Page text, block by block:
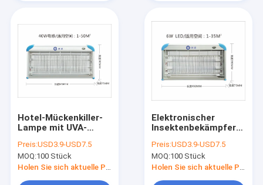
Produkte
Über uns
Fabrik Tour
Referenzen
Hotel-Mückenkiller-
Lampe mit UVA-
Aluminiumrahmen
elektronischer
Insektenschutz
Preis:USD3.9-USD7.5
MOQ:100 Stück
Holen Sie sich aktuelle Preis
Elektronischer
Insektenbekämpfer
Preis:USD3.9-USD7.5
MOQ:100 Stück
Holen Sie sich aktuelle Preis